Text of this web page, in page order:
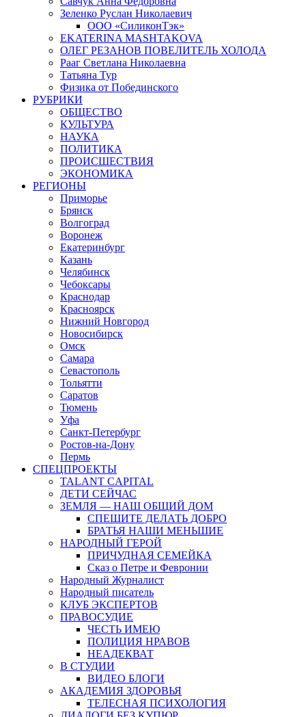
Зеленко Руслан Николаевич
ООО «СиликонТэк»
EKATERINA MASHTAKOVA
ОЛЕГ РЕЗАНОВ ПОВЕЛИТЕЛЬ ХОЛОДА
Рааг Светлана Николаевна
Татьяна Тур
Физика от Побединского
РУБРИКИ
ОБЩЕСТВО
КУЛЬТУРА
НАУКА
ПОЛИТИКА
ПРОИСШЕСТВИЯ
ЭКОНОМИКА
РЕГИОНЫ
Приморье
Брянск
Волгоград
Воронеж
Екатеринбург
Казань
Челябинск
Чебоксары
Краснодар
Красноярск
Нижний Новгород
Новосибирск
Омск
Самара
Севастополь
Тольятти
Саратов
Тюмень
Уфа
Санкт-Петербург
Ростов-на-Дону
Пермь
СПЕЦПРОЕКТЫ
TALANT CAPITAL
ДЕТИ СЕЙЧАС
ЗЕМЛЯ — НАШ ОБЩИЙ ДОМ
СПЕШИТЕ ДЕЛАТЬ ДОБРО
БРАТЬЯ НАШИ МЕНЬШИЕ
НАРОДНЫЙ ГЕРОЙ
ПРИЧУДНАЯ СЕМЕЙКА
Сказ о Петре и Февронии
Народный Журналист
Народный писатель
КЛУБ ЭКСПЕРТОВ
ПРАВОСУДИЕ
ЧЕСТЬ ИМЕЮ
ПОЛИЦИЯ НРАВОВ
НЕАДЕКВАТ
В СТУДИИ
ВИДЕО БЛОГИ
АКАДЕМИЯ ЗДОРОВЬЯ
ТЕЛЕСНАЯ ПСИХОЛОГИЯ